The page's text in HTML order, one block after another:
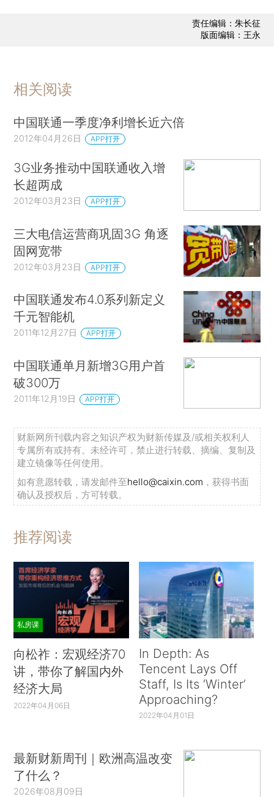
责任编辑：朱长征
版面编辑：王永
相关阅读
中国联通一季度净利增长近六倍
2012年04月26日 APP打开
3G业务推动中国联通收入增
长超两成
2012年03月23日 APP打开
三大电信运营商巩固3G 角逐
固网宽带
2012年03月23日 APP打开
中国联通发布4.0系列新定义
千元智能机
2011年12月27日 APP打开
中国联通单月新增3G用户首
破300万
2011年12月19日 APP打开
财新网所刊载内容之知识产权为财新传媒及/或相关权利人
专属所有或持有。未经许可，禁止进行转载、摘编、复制及
建立镜像等任何使用。
如有意愿转载，请发邮件至hello@caixin.com ，获得书面
确认及授权后，方可转载。
推荐阅读
私房课
向松祚：宏观经济70
讲，带你了解国内外
经济大局
2022年04月06日
In Depth: As
Tencent Lays Off
Staff, Is Its ‘Winter’
Approaching?
2022年04月01日
最新财新周刊｜欧洲高温改变
了什么？
2026年08月09日